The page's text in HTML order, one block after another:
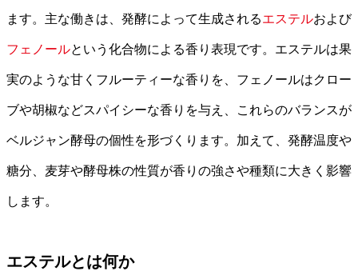
ます。主な働きは、発酵によって生成されるエステルおよび
フェノールという化合物による香り表現です。エステルは果
実のような甘くフルーティーな香りを、フェノールはクロー
ブや胡椒などスパイシーな香りを与え、これらのバランスが
ベルジャン酵母の個性を形づくります。加えて、発酵温度や
糖分、麦芽や酵母株の性質が香りの強さや種類に大きく影響
します。
エステルとは何か